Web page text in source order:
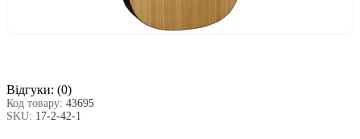
Відгуки: (0)
Код товару: 43695
SKU: 17-2-42-1